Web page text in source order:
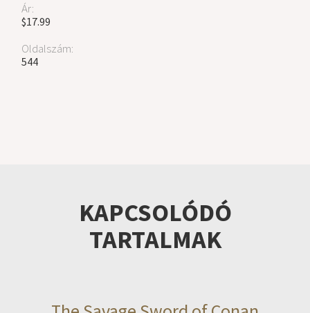
Ár:
$17.99
Oldalszám:
544
KAPCSOLÓDÓ
TARTALMAK